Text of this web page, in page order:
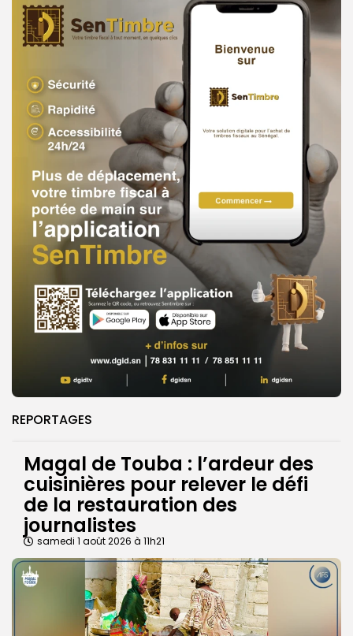
REPORTAGES
Magal de Touba : l’ardeur des
cuisinières pour relever le défi
de la restauration des
journalistes
samedi 1 août 2026 à 11h21